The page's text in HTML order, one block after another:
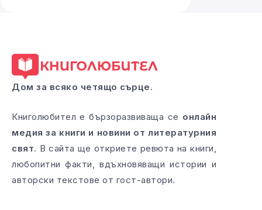
Дом за всяко четящо сърце.
Книголюбител е бързоразвиваща се онлайн
медия за книги и новини от литературния
свят. В сайта ще откриете ревюта на книги,
любопитни факти, вдъхновяващи истории и
авторски текстове от гост-автори.